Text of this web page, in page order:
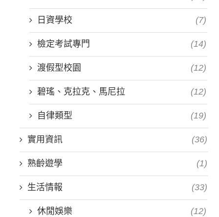
日資學校 (7)
檢定考試專門 (14)
渡假型校園 (12)
碧瑤、克拉克、馬尼拉 (12)
自律類型 (19)
實用資訊 (36)
熟齡遊學 (1)
生活情報 (33)
休閒娛樂 (12)